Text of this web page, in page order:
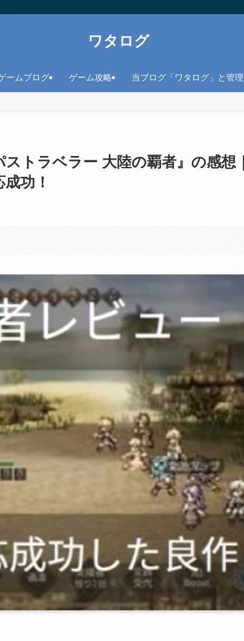
ワタログ
ームブログ ゲーム攻略 当ブログ「ワタログ」と管
ストラベラー 大陸の覇者』の感想
功！